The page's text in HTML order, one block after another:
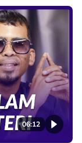
06:12